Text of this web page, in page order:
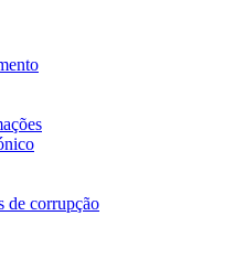
de corrupção